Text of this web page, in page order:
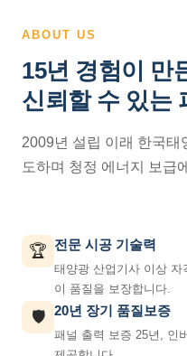
ABOUT US
15년 경험이 만
신뢰할 수 있는
2009년 설립 이래 한국태
도하며 청정 에너지 보급
🏆 전문 시공 기술력
태양광 산업기사 이상 자
이 품질을 보장합니다.
🛡️ 20년 장기 품질보증
패널 출력 보증 25년, 인